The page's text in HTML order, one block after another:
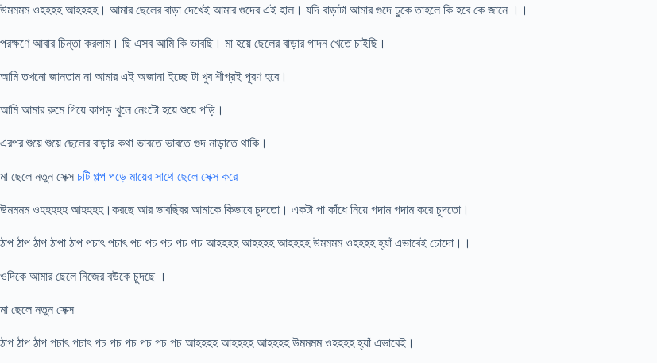
উমমমম ওহহহহ আহহহহ। আমার ছেলের বাড়া দেখেই আমার গুদের এই হাল। যদি বাড়াটা আমার গুদে ঢুকে তাহলে কি হবে কে জানে ।।
পরক্ষণে আবার চিন্তা করলাম। ছি এসব আমি কি ভাবছি। মা হয়ে ছেলের বাড়ার গাদন খেতে চাইছি।
আমি তখনো জানতাম না আমার এই অজানা ইচ্ছে টা খুব শীগ্রই পূরণ হবে।
আমি আমার রুমে গিয়ে কাপড় খুলে নেংটো হয়ে শুয়ে পড়ি।
এরপর শুয়ে শুয়ে ছেলের বাড়ার কথা ভাবতে ভাবতে গুদ নাড়াতে থাকি।
মা ছেলে নতুন সেক্স চটি গল্প পড়ে মায়ের সাথে ছেলে সেক্স করে
উমমমম ওহহহহহ আহহহহ।করছে আর ভাবছিবর আমাকে কিভাবে চুদতো। একটা পা কাঁধে নিয়ে গদাম গদাম করে চুদতো।
ঠাপ ঠাপ ঠাপ ঠাপা ঠাপ পচাৎ পচাৎ পচ পচ পচ পচ পচ আহহহহ আহহহহ আহহহহ উমমমম ওহহহহ হ্যাঁ এভাবেই চোদো।।
ওদিকে আমার ছেলে নিজের বউকে চুদছে ।
মা ছেলে নতুন সেক্স
ঠাপ ঠাপ ঠাপ পচাৎ পচাৎ পচ পচ পচ পচ পচ পচ আহহহহ আহহহহ আহহহহ উমমমম ওহহহহ হ্যাঁ এভাবেই।